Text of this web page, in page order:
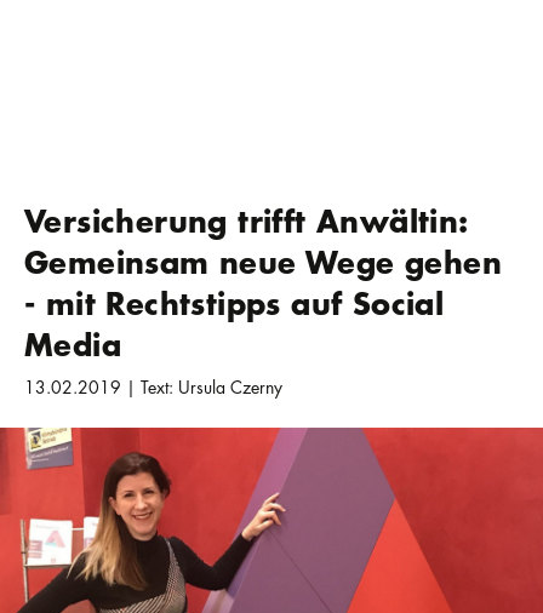
Versicherung trifft Anwältin:
Gemeinsam neue Wege gehen
- mit Rechtstipps auf Social
Media
13.02.2019 | Text: Ursula Czerny